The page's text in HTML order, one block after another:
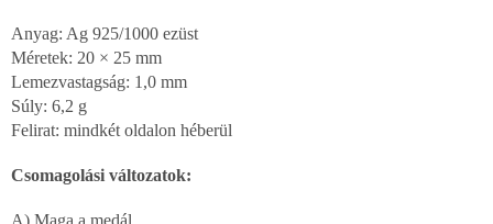
Anyag: Ag 925/1000 ezüst
Méretek: 20 × 25 mm
Lemezvastagság: 1,0 mm
Súly: 6,2 g
Felirat: mindkét oldalon héberül
Csomagolási változatok: